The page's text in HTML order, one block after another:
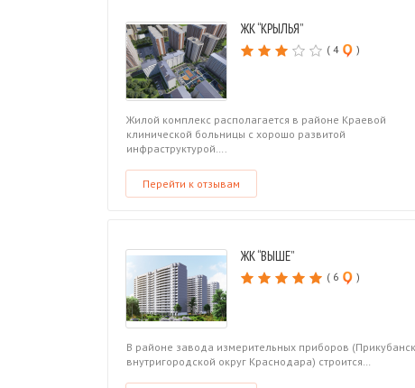
ЖК “КРЫЛЬЯ”
( 4 )
Жилой комплекс располагается в районе Краевой
клинической больницы с хорошо развитой
инфраструктурой….
Перейти к отзывам
ЖК “ВЫШЕ”
( 6 )
В районе завода измерительных приборов
внутригородской округ Краснодара) строится…